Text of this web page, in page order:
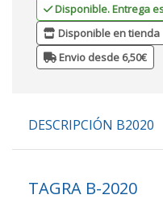
Disponible. Entrega
Disponible en tienda
Envio desde 6,50€
DESCRIPCIÓN B2020
TAGRA B-2020